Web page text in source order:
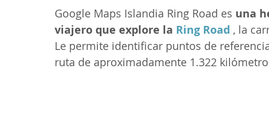
Google Maps Islandia Ring Road es una
viajero que explore la Ring Road , la
Le permite identificar puntos de
ruta de aproximadamente 1.322